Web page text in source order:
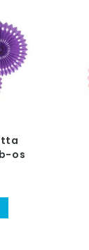
os